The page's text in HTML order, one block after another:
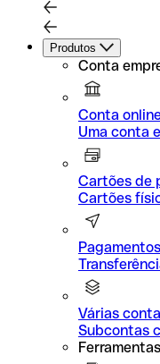
Produtos
Conta
Conta
Uma conta
Cartões de
Cartões
Várias
Subcontas